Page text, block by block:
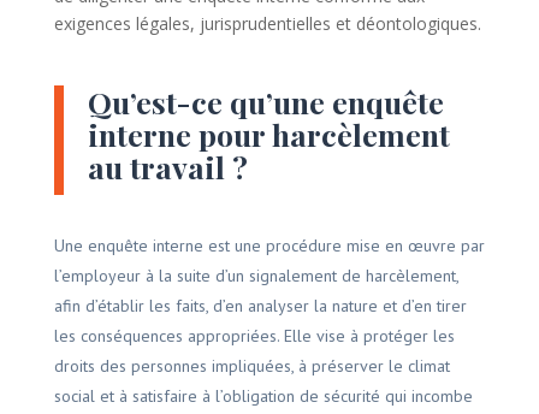
exigences légales, jurisprudentielles et déontologiques.
Qu’est-ce qu’une enquête
interne pour harcèlement
au travail ?
Une enquête interne est une procédure mise en œuvre par
l’employeur à la suite d’un signalement de harcèlement,
afin d’établir les faits, d’en analyser la nature et d’en tirer
les conséquences appropriées. Elle vise à protéger les
droits des personnes impliquées, à préserver le climat
social et à satisfaire à l’obligation de sécurité qui incombe